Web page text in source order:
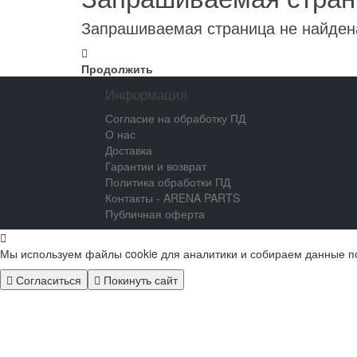
Запрашиваемая страница не
Продолжить
Информация
Согласие на обработку ПД
О нас
Доставка
Гарантии и возврат
Политика обработки ПД
Контакты - ARENA PARTS
Публичная оферта
Мы используем файлы cookie для аналитики и собираем данные
Согласиться
Покинуть сайт